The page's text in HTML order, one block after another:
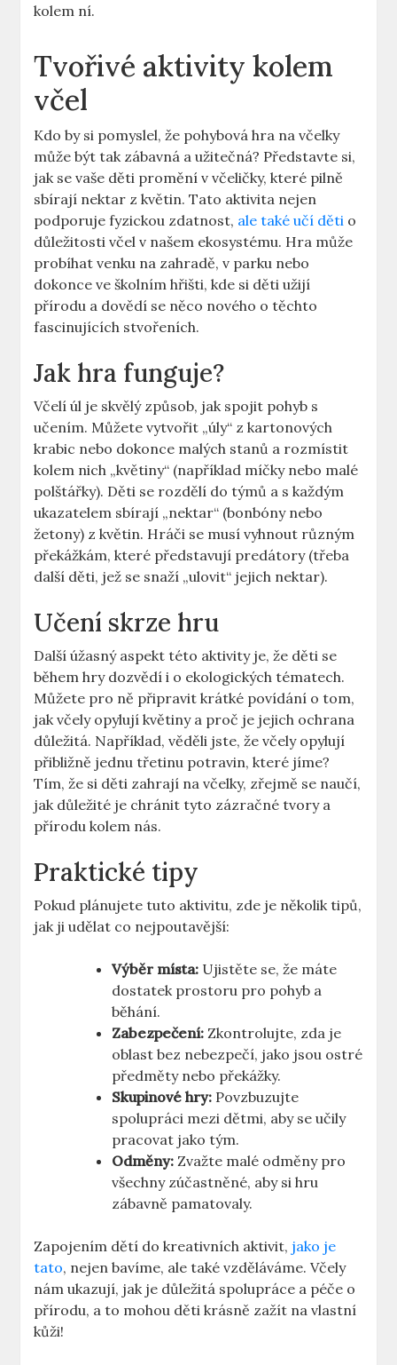
kolem ní.
Tvořivé aktivity kolem
včel
Kdo by si pomyslel, že pohybová hra na včelky
může být tak zábavná a užitečná? Představte si,
jak se vaše děti promění v včeličky, které pilně
sbírají nektar z květin. Tato aktivita nejen
podporuje fyzickou zdatnost, ale také učí děti o
důležitosti včel v našem ekosystému. Hra může
probíhat venku na zahradě, v parku nebo
dokonce ve školním hřišti, kde si děti užijí
přírodu a dovědí se něco nového o těchto
fascinujících stvořeních.
Jak hra funguje?
Včelí úl je skvělý způsob, jak spojit pohyb s
učením. Můžete vytvořit „úly“ z kartonových
krabic nebo dokonce malých stanů a rozmístit
kolem nich „květiny“ (například míčky nebo malé
polštářky). Děti se rozdělí do týmů a s každým
ukazatelem sbírají „nektar“ (bonbóny nebo
žetony) z květin. Hráči se musí vyhnout různým
překážkám, které představují predátory (třeba
další děti, jež se snaží „ulovit“ jejich nektar).
Učení skrze hru
Další úžasný aspekt této aktivity je, že děti se
během hry dozvědí i o ekologických tématech.
Můžete pro ně připravit krátké povídání o tom,
jak včely opylují květiny a proč je jejich ochrana
důležitá. Například, věděli jste, že včely opylují
přibližně jednu třetinu potravin, které jíme?
Tím, že si děti zahrají na včelky, zřejmě se naučí,
jak důležité je chránit tyto zázračné tvory a
přírodu kolem nás.
Praktické tipy
Pokud plánujete tuto aktivitu, zde je několik tipů,
jak ji udělat co nejpoutavější:
Výběr místa: Ujistěte se, že máte
dostatek prostoru pro pohyb a
běhání.
Zabezpečení: Zkontrolujte, zda je
oblast bez nebezpečí, jako jsou ostré
předměty nebo překážky.
Skupinové hry: Povzbuzujte
spolupráci mezi dětmi, aby se učily
pracovat jako tým.
Odměny: Zvažte malé odměny pro
všechny zúčastněné, aby si hru
zábavně pamatovaly.
Zapojením dětí do kreativních aktivit, jako je
tato, nejen bavíme, ale také vzděláváme. Včely
nám ukazují, jak je důležitá spolupráce a péče o
přírodu, a to mohou děti krásně zažít na vlastní
kůži!